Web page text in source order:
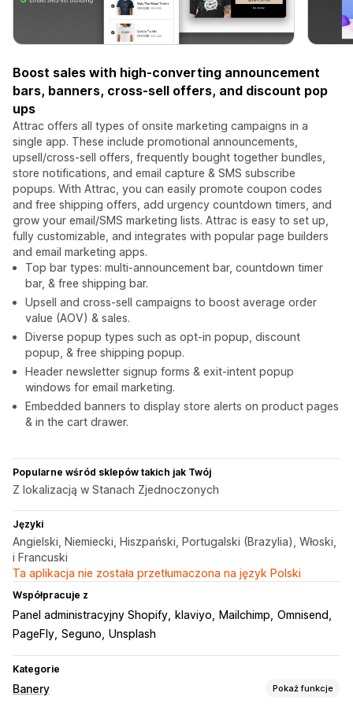
Boost sales with high-converting announcement
bars, banners, cross-sell offers, and discount pop
ups
Attrac offers all types of onsite marketing campaigns in a
single app. These include promotional announcements,
upsell/cross-sell offers, frequently bought together bundles,
store notifications, and email capture & SMS subscribe
popups. With Attrac, you can easily promote coupon codes
and free shipping offers, add urgency countdown timers, and
grow your email/SMS marketing lists. Attrac is easy to set up,
fully customizable, and integrates with popular page builders
and email marketing apps.
Top bar types: multi-announcement bar, countdown timer
bar, & free shipping bar.
Upsell and cross-sell campaigns to boost average order
value (AOV) & sales.
Diverse popup types such as opt-in popup, discount
popup, & free shipping popup.
Header newsletter signup forms & exit-intent popup
windows for email marketing.
Embedded banners to display store alerts on product pages
& in the cart drawer.
Popularne wśród sklepów takich jak Twój
Z lokalizacją w Stanach Zjednoczonych
Języki
Angielski, Niemiecki, Hiszpański, Portugalski (Brazylia), Włoski,
i Francuski
Ta aplikacja nie została przetłumaczona na język Polski
Współpracuje z
Panel administracyjny Shopify klaviyo Mailchimp Omnisend
PageFly Seguno Unsplash
Kategorie
Banery Pokaż funkcje